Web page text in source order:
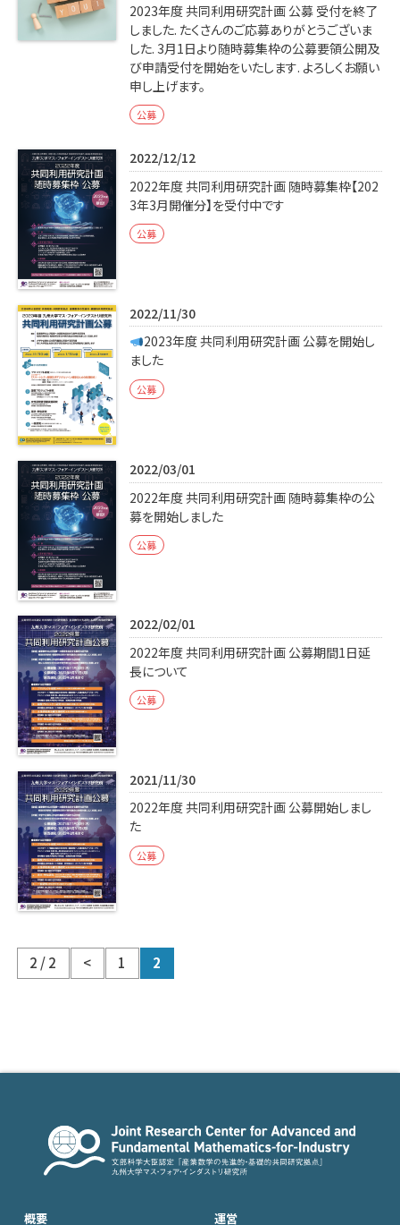
2023年度 共同利用研究計画 公募 受付を終了
しました. たくさんのご応募ありがとうございま
した. 3月1日より随時募集枠の公募要領公開及
び申請受付を開始をいたします. よろしくお願い
申し上げます。
公募
2022/12/12
2022年度 共同利用研究計画 随時募集枠【202
3年3月開催分】を受付中です
公募
2022/11/30
2023年度 共同利用研究計画 公募を開始し
ました
公募
2022/03/01
2022年度 共同利用研究計画 随時募集枠の公
募を開始しました
公募
2022/02/01
2022年度 共同利用研究計画 公募期間1日延
長について
公募
2021/11/30
2022年度 共同利用研究計画 公募開始しまし
た
公募
2 / 2 < 1 2
概要 運営